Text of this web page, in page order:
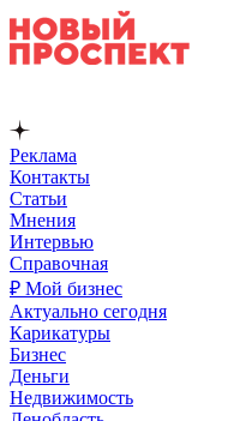
Реклама
Контакты
Статьи
Мнения
Интервью
Справочная
₽ Мой бизнес
Актуально сегодня
Карикатуры
Бизнес
Деньги
Недвижимость